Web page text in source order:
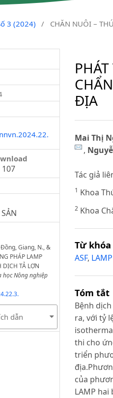
3 (2024) / CHĂN NUÔI –
107
Giang, N., &
PHÁP LAMP
DỊCH TẢ LỢN
học Nông nghiệp
dẫn
ĐỊA
Mai Thị
,
Tác giả
1 Khoa
2 Khoa
Từ khóa
ASF,
Tóm tắt
Bệnh
ra, với tỷ
thi cho
triển
của
LAMP